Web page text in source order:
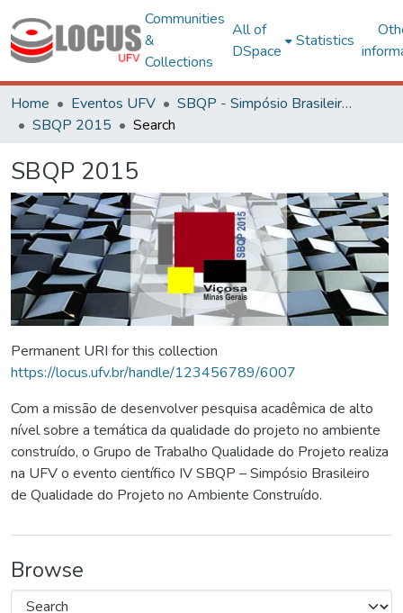
Communities
&
Collections
All of
DSpace
Statistics
Home Eventos UFV
SBQP - Simpósio Brasileiro de Qualidade do Projeto no Ambiente Construído
SBQP 2015
Search
SBQP 2015
Permanent URI for this collection
https://locus.ufv.br/handle/123456789/6007
Com a missão de desenvolver pesquisa acadêmica de alto
nível sobre a temática da qualidade do projeto no ambiente
construído, o Grupo de Trabalho Qualidade do Projeto realiza
na UFV o evento científico IV SBQP – Simpósio Brasileiro
de Qualidade do Projeto no Ambiente Construído.
Browse